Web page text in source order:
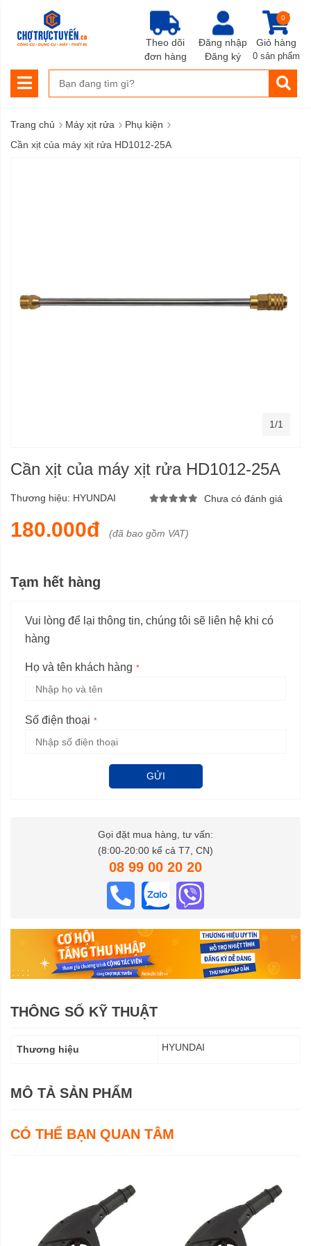
Đăng nhập
Đăng ký
Giỏ hàng
0
0 sản phẩm
Theo dõi
đơn hàng
Trang chủ › Máy xịt rửa › Phụ kiện ›
Cần xịt của máy xịt rửa HD1012-25A
Cần xịt của máy xịt rửa HD1012-25A
Thương hiệu: HYUNDAI Chưa có đánh giá
180.000đ (đã bao gồm VAT)
Tạm hết hàng
Vui lòng để lại thông tin, chúng tôi sẽ liên hệ khi có
hàng
Họ và tên khách hàng
Số điện thoại
GỬI
Gọi đặt mua hàng, tư vấn:
(8:00-20:00 kể cả T7, CN)
08 99 00 20 20
1/1
THÔNG SỐ KỸ THUẬT
thuật
Thương hiệu HYUNDAI
MÔ TẢ SẢN PHẨM
CÓ THỂ BẠN QUAN TÂM